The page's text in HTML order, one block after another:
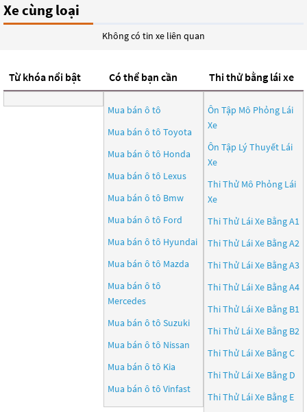
Xe cùng loại
Không có tin xe liên quan
Từ khóa nổi bật Có thể bạn cần
Mua bán ô tô
Mua bán ô tô Toyota
Mua bán ô tô Honda
Mua bán ô tô Lexus
Mua bán ô tô Bmw
Mua bán ô tô Ford
Mua bán ô tô Hyundai
Mua bán ô tô Mazda
Mua bán ô tô
Mercedes
Mua bán ô tô Suzuki
Mua bán ô tô Nissan
Mua bán ô tô Kia
Mua bán ô tô Vinfast
Thi thử bằng lái xe
Ôn Tập Mô Phỏng Lái
Xe
Ôn Tập Lý Thuyết Lái
Xe
Thi Thử Mô Phỏng Lái
Xe
Thi Thử Lái Xe Bằng A1
Thi Thử Lái Xe Bằng A2
Thi Thử Lái Xe Bằng A3
Thi Thử Lái Xe Bằng A4
Thi Thử Lái Xe Bằng B1
Thi Thử Lái Xe Bằng B2
Thi Thử Lái Xe Bằng C
Thi Thử Lái Xe Bằng D
Thi Thử Lái Xe Bằng E